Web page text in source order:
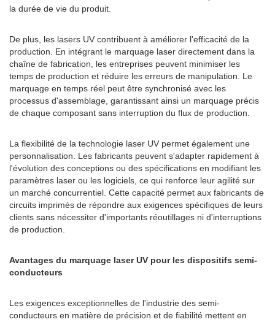
la durée de vie du produit.
De plus, les lasers UV contribuent à améliorer l'efficacité de la
production. En intégrant le marquage laser directement dans la
chaîne de fabrication, les entreprises peuvent minimiser les
temps de production et réduire les erreurs de manipulation. Le
marquage en temps réel peut être synchronisé avec les
processus d'assemblage, garantissant ainsi un marquage précis
de chaque composant sans interruption du flux de production.
La flexibilité de la technologie laser UV permet également une
personnalisation. Les fabricants peuvent s'adapter rapidement à
l'évolution des conceptions ou des spécifications en modifiant les
paramètres laser ou les logiciels, ce qui renforce leur agilité sur
un marché concurrentiel. Cette capacité permet aux fabricants de
circuits imprimés de répondre aux exigences spécifiques de leurs
clients sans nécessiter d'importants réoutillages ni d'interruptions
de production.
Avantages du marquage laser UV pour les dispositifs semi-
conducteurs
Les exigences exceptionnelles de l'industrie des semi-
conducteurs en matière de précision et de fiabilité mettent en